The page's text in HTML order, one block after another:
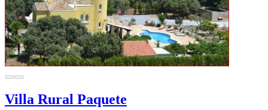
Villa Rural Paquete